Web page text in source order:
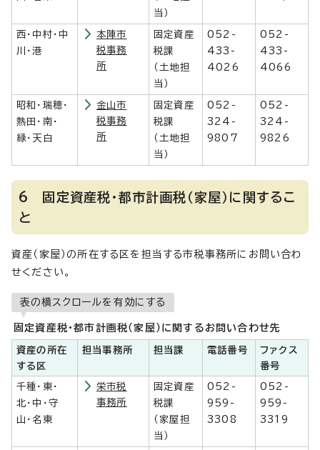
当）
西・中村・中
川・港
本陣市
税事務
所
固定資産
税課
（土地担
当）
052-
433-
4026
052-
433-
4066
昭和・瑞穂・
熱田・南・
緑・天白
金山市
税事務
所
固定資産
税課
（土地担
当）
052-
324-
9807
052-
324-
9826
6 固定資産税・都市計画税（家屋）に関するこ
と
資産（家屋）の所在する区を担当する市税事務所にお問い合わ
せください。
表の横スクロールを有効にする
固定資産税・都市計画税（家屋）に関するお問い合わせ先
資産の所在
する区
担当事務所 担当課 電話番号
ファクス
番号
千種・東・
北・中・守
山・名東
栄市税
事務所
固定資産
税課
（家屋担
当）
052-
959-
3308
052-
959-
3319